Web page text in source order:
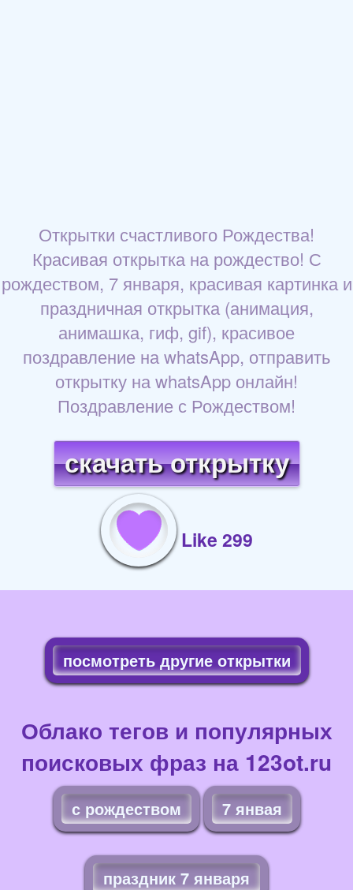
Открытки счастливого Рождества!
Красивая открытка на рождество! С
рождеством, 7 января, красивая картинка и
праздничная открытка (анимация,
анимашка, гиф, gif), красивое
поздравление на whatsApp, отправить
открытку на whatsApp онлайн!
Поздравление с Рождеством!
скачать открытку
Like 299
посмотреть другие открытки
Облако тегов и популярных
поисковых фраз на 123ot.ru
с рождеством 7 янвая
праздник 7 января